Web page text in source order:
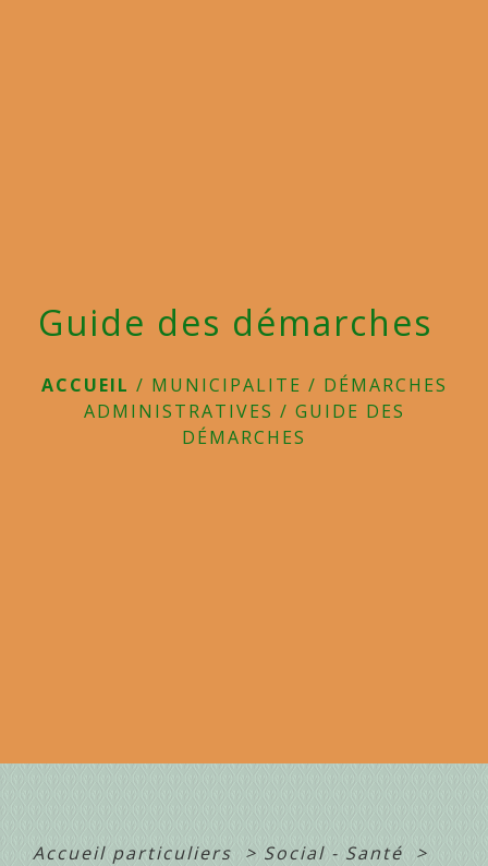
Guide des démarches
ACCUEIL / MUNICIPALITE / DÉMARCHES
ADMINISTRATIVES / GUIDE DES
DÉMARCHES
Accueil particuliers > Social - Santé
>